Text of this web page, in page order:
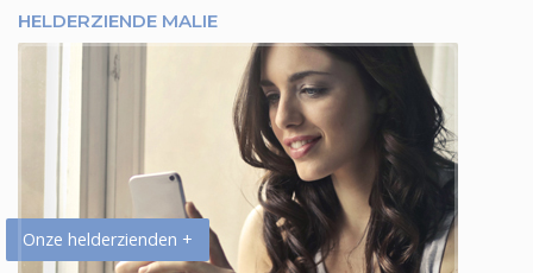
HELDERZIENDE MALIE
Onze helderzienden +